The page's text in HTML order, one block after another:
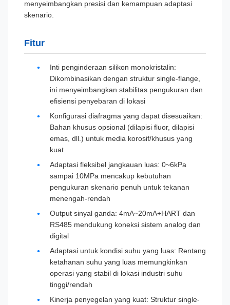
menyeimbangkan presisi dan kemampuan adaptasi
skenario.
Fitur
Inti penginderaan silikon monokristalin:
Dikombinasikan dengan struktur single-flange,
ini menyeimbangkan stabilitas pengukuran dan
efisiensi penyebaran di lokasi
Konfigurasi diafragma yang dapat disesuaikan:
Bahan khusus opsional (dilapisi fluor, dilapisi
emas, dll.) untuk media korosif/khusus yang
kuat
Adaptasi fleksibel jangkauan luas: 0~6kPa
sampai 10MPa mencakup kebutuhan
pengukuran skenario penuh untuk tekanan
menengah-rendah
Output sinyal ganda: 4mA~20mA+HART dan
RS485 mendukung koneksi sistem analog dan
digital
Adaptasi untuk kondisi suhu yang luas: Rentang
ketahanan suhu yang luas memungkinkan
operasi yang stabil di lokasi industri suhu
tinggi/rendah
Kinerja penyegelan yang kuat: Struktur single-